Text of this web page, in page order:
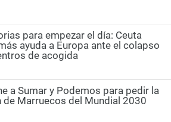
para empezar el día: Ceuta
ayuda a Europa ante el colapso
de acogida
a Sumar y Podemos para pedir la
de Marruecos del Mundial 2030